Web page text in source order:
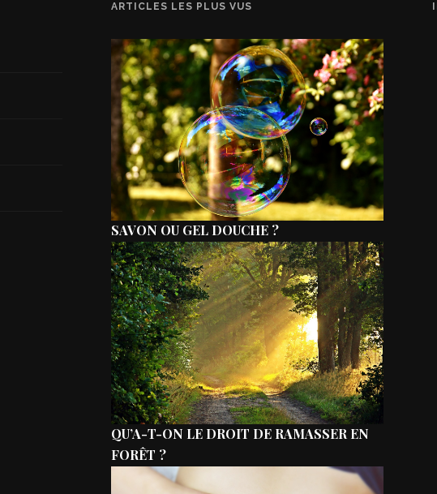
ARTICLES LES PLUS VUS
SAVON OU GEL DOUCHE ?
QU’A-T-ON LE DROIT DE RAMASSER EN
FORÊT ?